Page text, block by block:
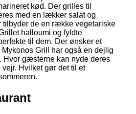
kød. Der grilles til
med en lækker salat og
tilbyder de en række vegetariske
halloumi og fyldte
til dem. Der ønsker et
Grill har også en dejlig
Hvor gæsterne kan nyde deres
Hvilket gør det til et